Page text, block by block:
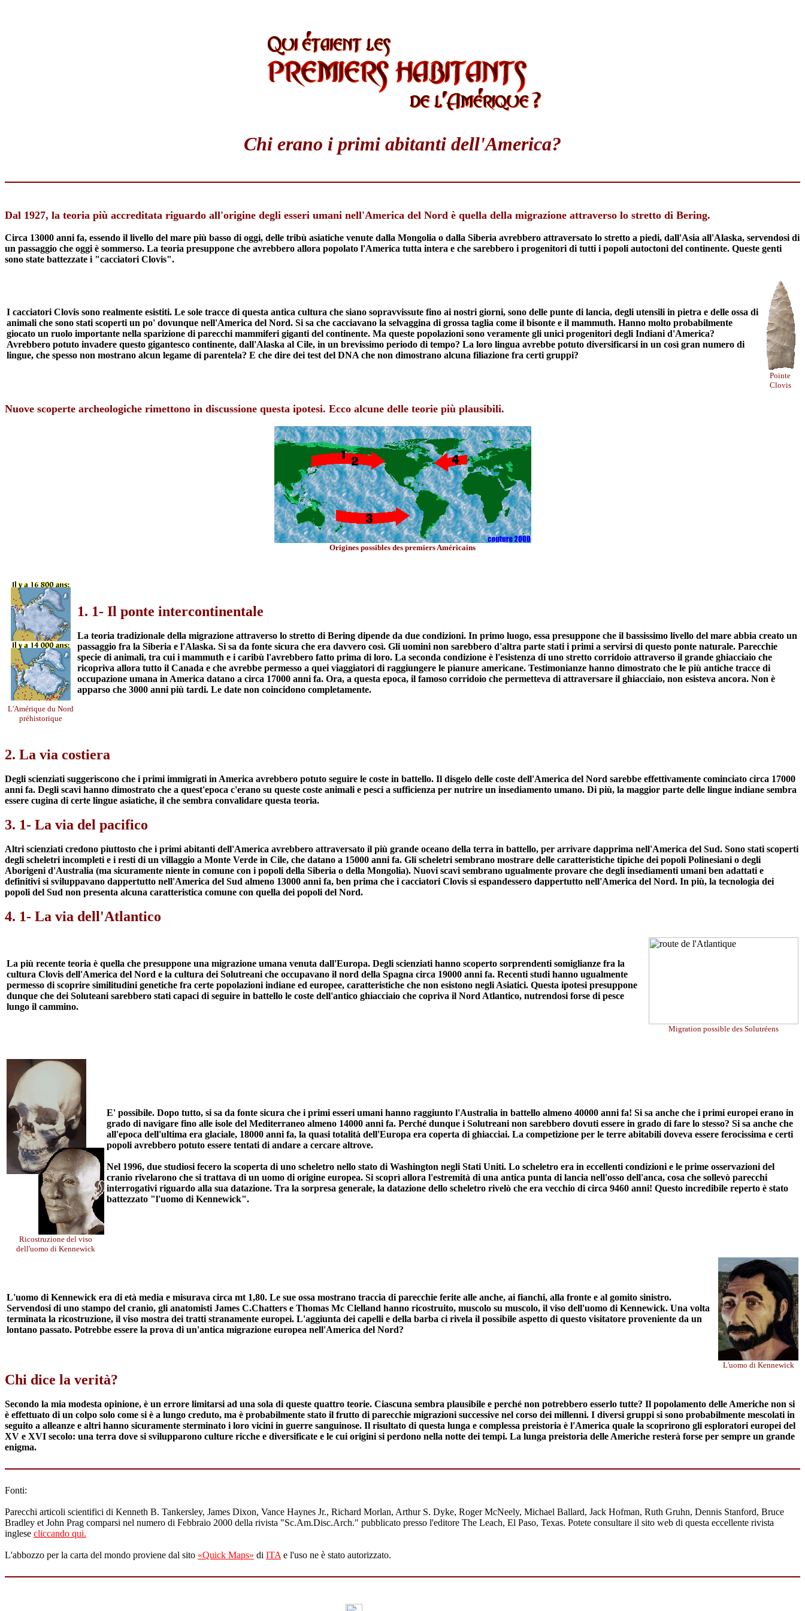
Chi erano i primi abitanti dell'America?
Dal 1927, la teoria più accreditata riguardo all'origine degli esseri umani nell'America del Nord è quella della migrazione attraverso lo stretto di Bering.
Circa 13000 anni fa, essendo il livello del mare più basso di oggi, delle tribù asiatiche venute dalla Mongolia o dalla Siberia avrebbero attraversato lo stretto a piedi, dall'Asia all'Alaska, servendosi di
un passaggio che oggi è sommerso. La teoria presuppone che avrebbero allora popolato l'America tutta intera e che sarebbero i progenitori di tutti i popoli autoctoni del continente. Queste genti
sono state battezzate i "cacciatori Clovis".
I cacciatori Clovis sono realmente esistiti. Le sole tracce di questa antica cultura che siano sopravvissute fino ai nostri giorni, sono delle punte di lancia, degli utensili in pietra e delle ossa di
animali che sono stati scoperti un po' dovunque nell'America del Nord. Si sa che cacciavano la selvaggina di grossa taglia come il bisonte e il mammuth. Hanno molto probabilmente
giocato un ruolo importante nella sparizione di parecchi mammiferi giganti del continente. Ma queste popolazioni sono veramente gli unici progenitori degli Indiani d'America?
Avrebbero potuto invadere questo gigantesco continente, dall'Alaska al Cile, in un brevissimo periodo di tempo? La loro lingua avrebbe potuto diversificarsi in un così gran numero di
lingue, che spesso non mostrano alcun legame di parentela? E che dire dei test del DNA che non dimostrano alcuna filiazione fra certi gruppi?
Pointe
Clovis
Nuove scoperte archeologiche rimettono in discussione questa ipotesi. Ecco alcune delle teorie più plausibili.
Origines possibles des premiers Américains
L'Amérique du Nord
préhistorique
1. 1- Il ponte intercontinentale
La teoria tradizionale della migrazione attraverso lo stretto di Bering dipende da due condizioni. In primo luogo, essa presuppone che il bassissimo livello del mare abbia creato un
passaggio fra la Siberia e l'Alaska. Si sa da fonte sicura che era davvero così. Gli uomini non sarebbero d'altra parte stati i primi a servirsi di questo ponte naturale. Parecchie
specie di animali, tra cui i mammuth e i caribù l'avrebbero fatto prima di loro. La seconda condizione è l'esistenza di uno stretto corridoio attraverso il grande ghiacciaio che
ricopriva allora tutto il Canada e che avrebbe permesso a quei viaggiatori di raggiungere le pianure americane. Testimonianze hanno dimostrato che le più antiche tracce di
occupazione umana in America datano a circa 17000 anni fa. Ora, a questa epoca, il famoso corridoio che permetteva di attraversare il ghiacciaio, non esisteva ancora. Non è
apparso che 3000 anni più tardi. Le date non coincidono completamente.
2. La via costiera
Degli scienziati suggeriscono che i primi immigrati in America avrebbero potuto seguire le coste in battello. Il disgelo delle coste dell'America del Nord sarebbe effettivamente cominciato circa 17000
anni fa. Degli scavi hanno dimostrato che a quest'epoca c'erano su queste coste animali e pesci a sufficienza per nutrire un insediamento umano. Di più, la maggior parte delle lingue indiane sembra
essere cugina di certe lingue asiatiche, il che sembra convalidare questa teoria.
3. 1- La via del pacifico
Altri scienziati credono piuttosto che i primi abitanti dell'America avrebbero attraversato il più grande oceano della terra in battello, per arrivare dapprima nell'America del Sud. Sono stati scoperti
degli scheletri incompleti e i resti di un villaggio a Monte Verde in Cile, che datano a 15000 anni fa. Gli scheletri sembrano mostrare delle caratteristiche tipiche dei popoli Polinesiani o degli
Aborigeni d'Australia (ma sicuramente niente in comune con i popoli della Siberia o della Mongolia). Nuovi scavi sembrano ugualmente provare che degli insediamenti umani ben adattati e
definitivi si sviluppavano dappertutto nell'America del Sud almeno 13000 anni fa, ben prima che i cacciatori Clovis si espandessero dappertutto nell'America del Nord. In più, la tecnologia dei
popoli del Sud non presenta alcuna caratteristica comune con quella dei popoli del Nord.
4. 1- La via dell'Atlantico
La più recente teoria è quella che presuppone una migrazione umana venuta dall'Europa. Degli scienziati hanno scoperto sorprendenti somiglianze fra la
cultura Clovis dell'America del Nord e la cultura dei Solutreani che occupavano il nord della Spagna circa 19000 anni fa. Recenti studi hanno ugualmente
permesso di scoprire similitudini genetiche fra certe popolazioni indiane ed europee, caratteristiche che non esistono negli Asiatici. Questa ipotesi presuppone
dunque che dei Soluteani sarebbero stati capaci di seguire in battello le coste dell'antico ghiacciaio che copriva il Nord Atlantico, nutrendosi forse di pesce
lungo il cammino.
Migration possible des Solutréens
Ricostruzione del viso
dell'uomo di Kennewick
E' possibile. Dopo tutto, si sa da fonte sicura che i primi esseri umani hanno raggiunto l'Australia in battello almeno 40000 anni fa! Si sa anche che i primi europei erano in
grado di navigare fino alle isole del Mediterraneo almeno 14000 anni fa. Perché dunque i Solutreani non sarebbero dovuti essere in grado di fare lo stesso? Si sa anche che
all'epoca dell'ultima era glaciale, 18000 anni fa, la quasi totalità dell'Europa era coperta di ghiacciai. La competizione per le terre abitabili doveva essere ferocissima e certi
popoli avrebbero potuto essere tentati di andare a cercare altrove.
Nel 1996, due studiosi fecero la scoperta di uno scheletro nello stato di Washington negli Stati Uniti. Lo scheletro era in eccellenti condizioni e le prime osservazioni del
cranio rivelarono che si trattava di un uomo di origine europea. Si scoprì allora l'estremità di una antica punta di lancia nell'osso dell'anca, cosa che sollevò parecchi
interrogativi riguardo alla sua datazione. Tra la sorpresa generale, la datazione dello scheletro rivelò che era vecchio di circa 9460 anni! Questo incredibile reperto è stato
battezzato "l'uomo di Kennewick".
L'uomo di Kennewick era di età media e misurava circa mt 1,80. Le sue ossa mostrano traccia di parecchie ferite alle anche, ai fianchi, alla fronte e al gomito sinistro.
Servendosi di uno stampo del cranio, gli anatomisti James C.Chatters e Thomas Mc Clelland hanno ricostruito, muscolo su muscolo, il viso dell'uomo di Kennewick. Una volta
terminata la ricostruzione, il viso mostra dei tratti stranamente europei. L'aggiunta dei capelli e della barba ci rivela il possibile aspetto di questo visitatore proveniente da un
lontano passato. Potrebbe essere la prova di un'antica migrazione europea nell'America del Nord?
L'uomo di Kennewick
Chi dice la verità?
Secondo la mia modesta opinione, è un errore limitarsi ad una sola di queste quattro teorie. Ciascuna sembra plausibile e perché non potrebbero esserlo tutte? Il popolamento delle Americhe non si
è effettuato di un colpo solo come si è a lungo creduto, ma è probabilmente stato il frutto di parecchie migrazioni successive nel corso dei millenni. I diversi gruppi si sono probabilmente mescolati in
seguito a alleanze e altri hanno sicuramente sterminato i loro vicini in guerre sanguinose. Il risultato di questa lunga e complessa preistoria è l'America quale la scoprirono gli esploratori europei del
XV e XVI secolo: una terra dove si svilupparono culture ricche e diversificate e le cui origini si perdono nella notte dei tempi. La lunga preistoria delle Americhe resterà forse per sempre un grande
enigma.
Fonti:
Parecchi articoli scientifici di Kenneth B. Tankersley, James Dixon, Vance Haynes Jr., Richard Morlan, Arthur S. Dyke, Roger McNeely, Michael Ballard, Jack Hofman, Ruth Gruhn, Dennis Stanford, Bruce
Bradley et John Prag comparsi nel numero di Febbraio 2000 della rivista "Sc.Am.Disc.Arch." pubblicato presso l'editore The Leach, El Paso, Texas. Potete consultare il sito web di questa eccellente rivista
inglese cliccando qui.
L'abbozzo per la carta del mondo proviene dal sito «Quick Maps» di ITA e l'uso ne è stato autorizzato.